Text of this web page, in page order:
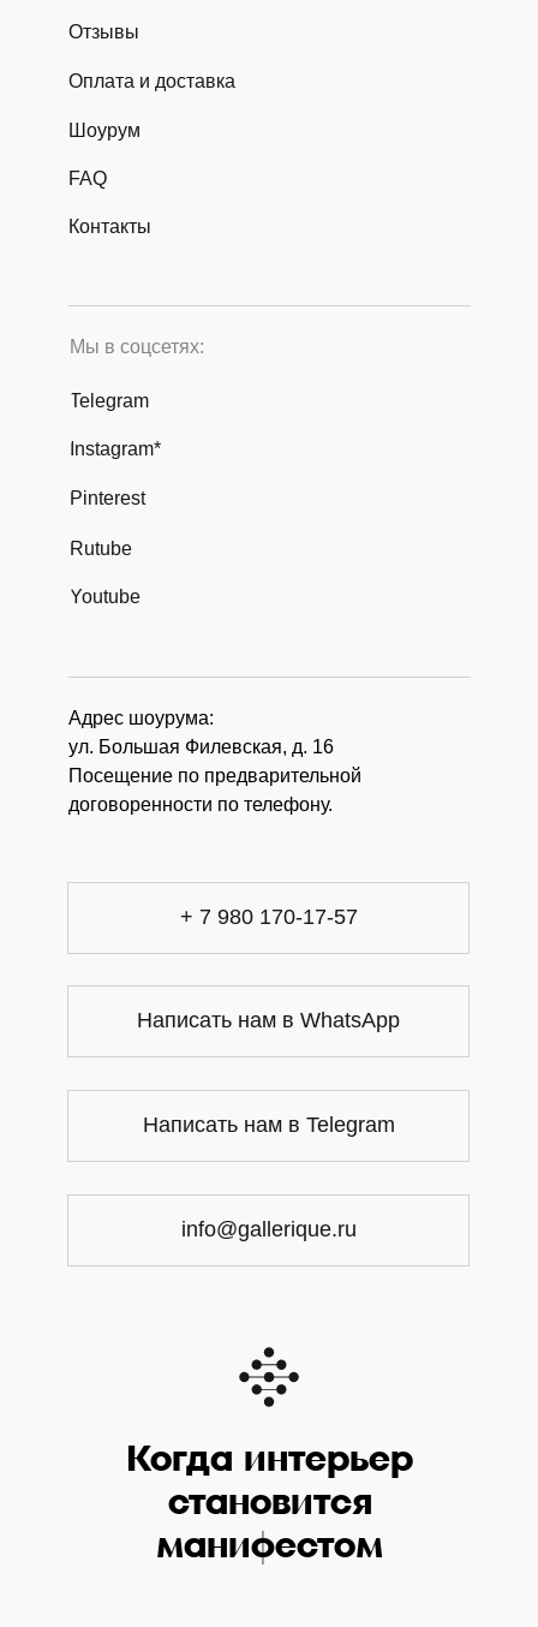
Адрес шоурума:
ул. Большая Филевская, д. 16
Посещение по предварительной
договоренности по телефону.
Мы в соцсетях:
Instagram*
Telegram
Отзывы
Оплата и доставка
Когда интерьер
становится
манифестом
+ 7 980 170-17-57
Написать нам в WhatsApp
info@gallerique.ru
Написать нам в Telegram
Шоурум
FAQ
Контакты
Pinterest
Rutube
Youtube